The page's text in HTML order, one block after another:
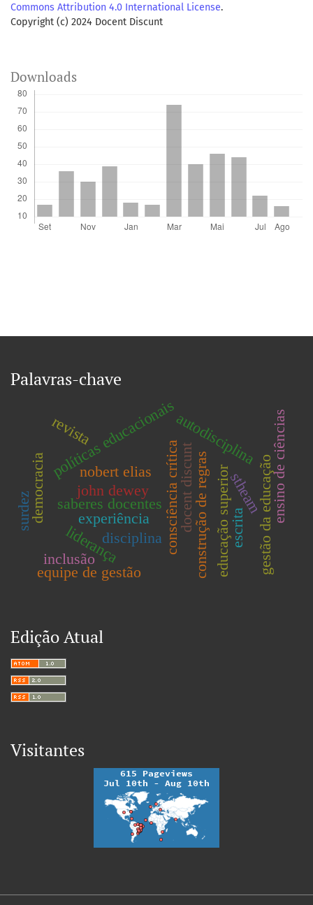
Commons Attribution 4.0 International License.
Copyright (c) 2024 Docent Discunt
Downloads
Palavras-chave
nobert elias consciência crítica
saberes docentes
políticas educacionais
disciplina construção de regras
autodisciplina
revista
docent discunt
liderança
equipe de gestão educação superior gestão da educação
john dewey
democracia experiência escrita
inclusão
surdez stheamensino de ciências
Edição Atual
Visitantes